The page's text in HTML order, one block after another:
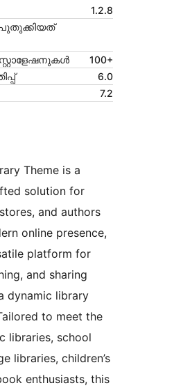
1.2.8
100+
6.0
7.2
Theme is a
solution for
and authors
online presence,
platform for
and sharing
dynamic library
to meet the
libraries, school
libraries, children’s
enthusiasts, this